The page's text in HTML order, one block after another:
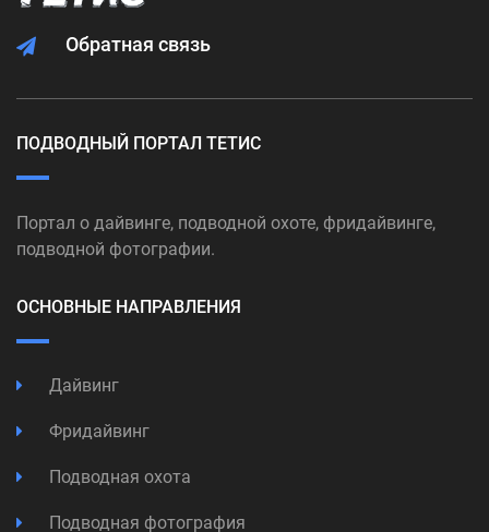
Обратная связь
ПОДВОДНЫЙ ПОРТАЛ ТЕТИС
Портал о дайвинге, подводной охоте, фридайвинге,
подводной фотографии.
ОСНОВНЫЕ НАПРАВЛЕНИЯ
Дайвинг
Фридайвинг
Подводная охота
Подводная фотография